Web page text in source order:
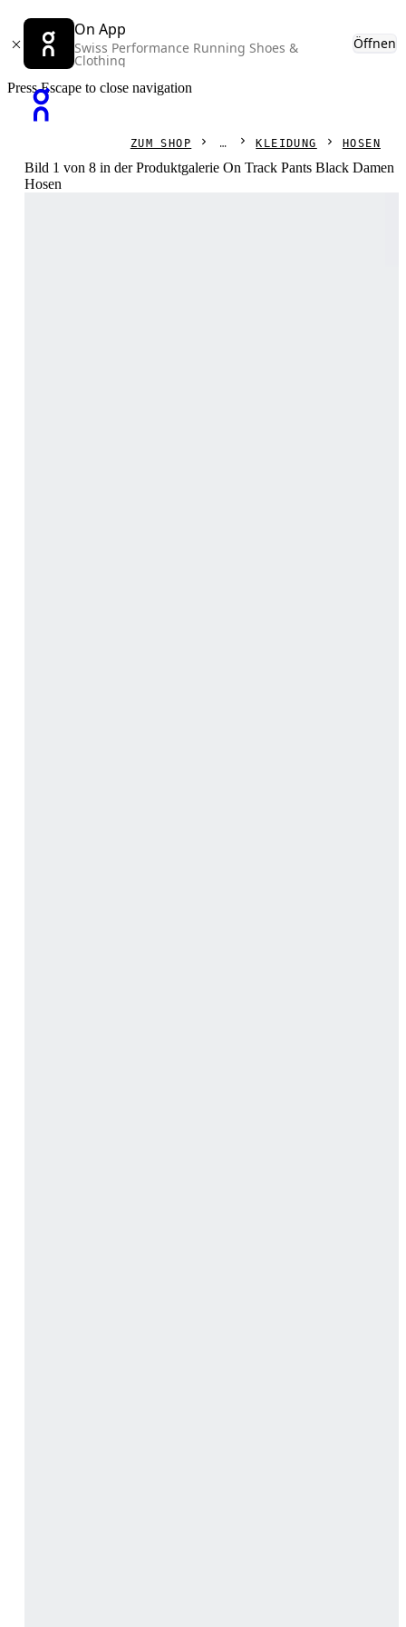
On App
Swiss Performance Running Shoes &
Clothing
Öffnen
Press Escape to close navigation
ZUM SHOP KLEIDUNG HOSEN
Bild 1 von 8 in der Produktgalerie On Track Pants Black Damen
Hosen